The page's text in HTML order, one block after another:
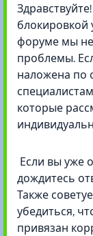
блокировкой
форуме мы
проблемы.
наложена по
которые
Если вы уже
дождитесь
Также
убедиться,
привязан